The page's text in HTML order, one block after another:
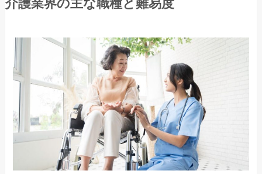
介護業界の主な職種と難易度